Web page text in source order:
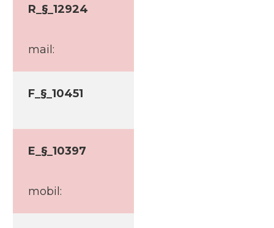
R_§_12924
mail:
F_§_10451
E_§_10397
mobil: